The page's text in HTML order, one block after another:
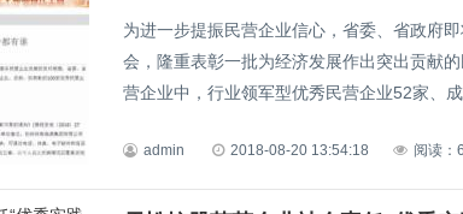
为进一步提振民营企业信心，省委、省政府
会，隆重表彰一批为经济发展作出突出贡献
营企业中，行业领军型优秀民营企业52家、成
admin 2018-08-20 13:54:18 阅读：